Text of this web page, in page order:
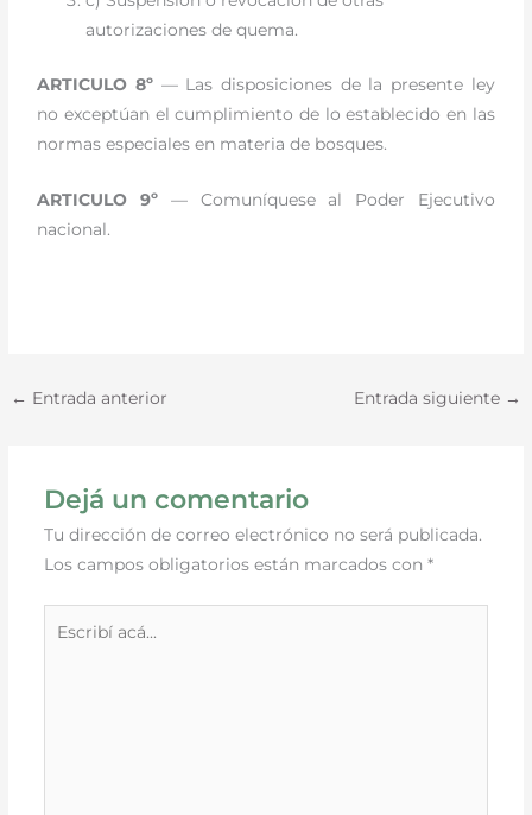
autorizaciones de quema.
ARTICULO 8º — Las disposiciones de la presente ley
no exceptúan el cumplimiento de lo establecido en las
normas especiales en materia de bosques.
ARTICULO 9º — Comuníquese al Poder Ejecutivo
nacional.
← Entrada anterior Entrada siguiente →
Dejá un comentario
Tu dirección de correo electrónico no será publicada.
Los campos obligatorios están marcados con *